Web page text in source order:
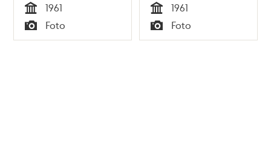
Tid
1961
Typ
Foto Tid
1961
Typ
Foto